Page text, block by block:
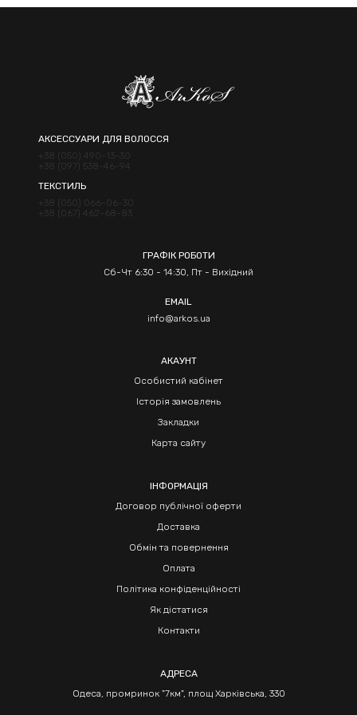
АКСЕССУАРИ ДЛЯ ВОЛОССЯ
+38 (050) 490-13-30
+38 (097) 538-46-94
ТЕКСТИЛЬ
+38 (050) 066-06-30
+38 (067) 462-68-83
ГРАФІК РОБОТИ
Сб-Чт 6:30 - 14:30, Пт - Вихідний
EMAIL
info@arkos.ua
АКАУНТ
Особистий кабінет
Історія замовлень
Закладки
Карта сайту
ІНФОРМАЦІЯ
Договор публічної оферти
Доставка
Обмін та повернення
Оплата
Політика конфіденційності
Як дістатися
Контакти
АДРЕСА
Одеса, промринок "7км", площ Харківська, 330